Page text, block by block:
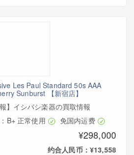
Les Paul Standard 50s AAA
Sunburst 【新宿店】
】イシバシ楽器の買取情報
B+ 正常使用 免国内运费
¥298,000
约合人民币：¥13,558